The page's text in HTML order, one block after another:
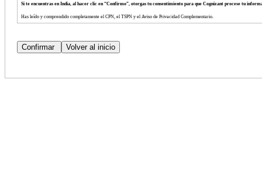
Si te encuentras en India, al hacer clic en “Confirmo”, otorgas tu consentimiento para que Cognizant procese tu
Has leído y comprendido completamente el CPN, el TSPN y el Aviso de Privacidad Complementario.
Tienes derecho a negarte a proporcionar tu información personal.